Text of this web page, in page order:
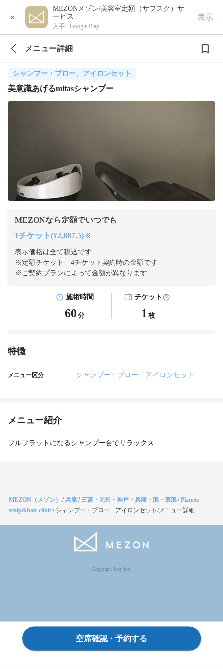
×
MEZONメゾン/美容室定額（サブスク）サ
ービス
入手 - Google Play
表示
メニュー詳細
シャンプー・ブロー、アイロンセット
美意識あげるmitasシャンプー
MEZONなら定額でいつでも
1チケット(¥2,887.5) ※
表示価格は全て税込です
※定額チケット 4チケット契約時の金額です
※ご契約プランによって金額が異なります
施術時間
60 分
チケット
1 枚
特徴
メニュー区分 シャンプー・ブロー、アイロンセット
メニュー紹介
フルフラットになるシャンプー台でリラックス
MEZON（メゾン） /兵庫/三宮・元町・神戸・兵庫・灘・東灘/Planetz
scalp&hair clinic/ シャンプー・ブロー、アイロンセット/メニュー詳細
Copyright Jocy inc.
空席確認・予約する